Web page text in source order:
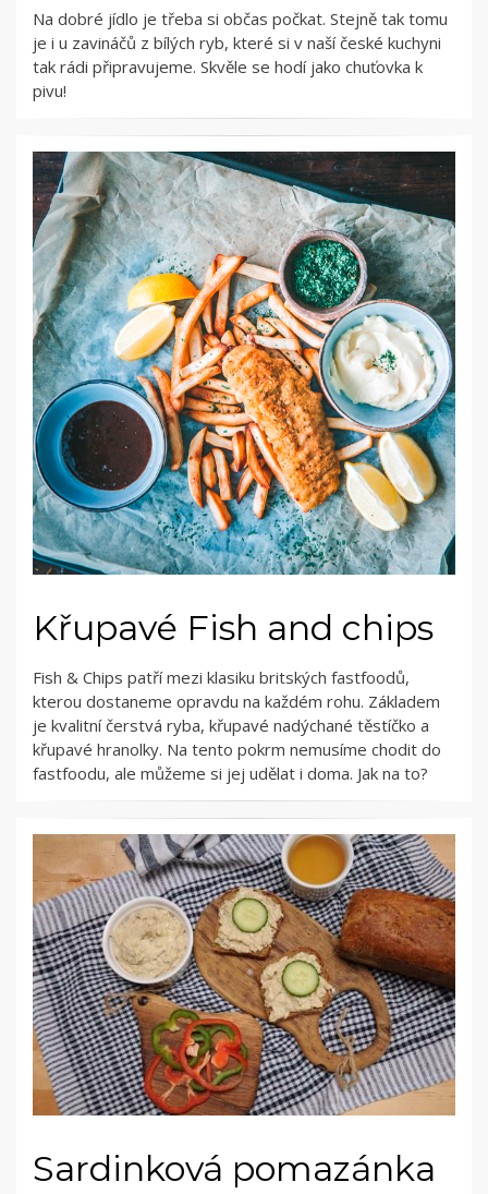
Na dobré jídlo je třeba si občas počkat. Stejně tak tomu
je i u zavináčů z bílých ryb, které si v naší české kuchyni
tak rádi připravujeme. Skvěle se hodí jako chuťovka k
pivu!
Křupavé Fish and chips
Fish & Chips patří mezi klasiku britských fastfoodů,
kterou dostaneme opravdu na každém rohu. Základem
je kvalitní čerstvá ryba, křupavé nadýchané těstíčko a
křupavé hranolky. Na tento pokrm nemusíme chodit do
fastfoodu, ale můžeme si jej udělat i doma. Jak na to?
Sardinková pomazánka